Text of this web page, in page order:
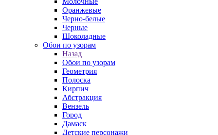
Оранжевые
Черно-белые
Черные
Шоколадные
Обои по узорам
Назад
Обои по узорам
Геометрия
Полоска
Кирпич
Абстракция
Вензель
Город
Дамаск
Детские персонажи